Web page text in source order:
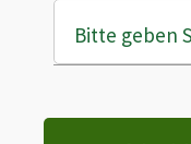
Bitte geben